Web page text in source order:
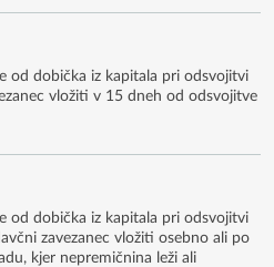
od dobička iz kapitala pri odsvojitvi
vložiti v 15 dneh od odsvojitve
od dobička iz kapitala pri odsvojitvi
zavezanec vložiti osebno ali po
kjer nepremičnina leži ali